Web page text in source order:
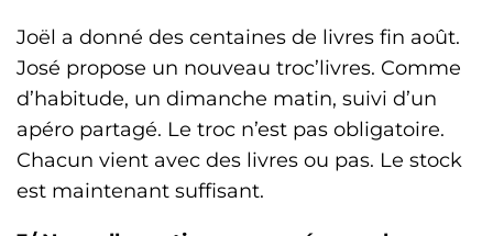
Joël a donné des centaines de livres fin août.
José propose un nouveau troc’livres. Comme
d’habitude, un dimanche matin, suivi d’un
apéro partagé. Le troc n’est pas obligatoire.
Chacun vient avec des livres ou pas. Le stock
est maintenant suffisant.